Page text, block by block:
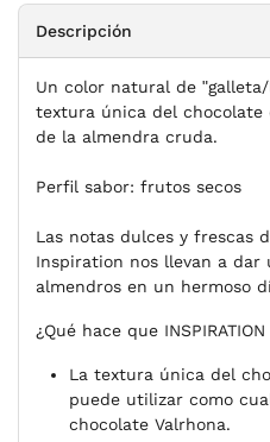
Descripción
Un color natural de
textura única del chocolate
de la almendra cruda.
Perfil sabor: frutos secos
Las notas dulces y frescas
Inspiration nos llevan a
almendros en un hermoso
¿Qué hace que
La textura única del
puede utilizar como
chocolate Valrhona.